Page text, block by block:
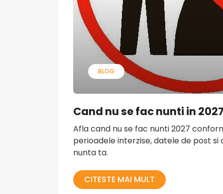
BLOG
Cand nu se fac nunti in
Afla cand nu se fac nunti 2027
perioadele interzise, datele de post
nunta ta.
CITESTE MAI MULT